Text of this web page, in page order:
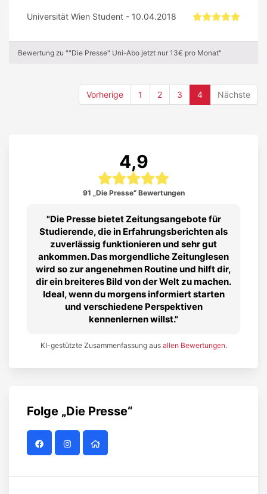
Universität Wien Student - 10.04.2018
Bewertung zu ""Die Presse" Uni-Abo jetzt nur 13€ pro Monat"
Vorherige 1 2 3 4(current)
Nächste
4,9
91 „Die Presse“ Bewertungen
Die Presse bietet Zeitungsangebote für
Studierende, die in Erfahrungsberichten als
zuverlässig funktionieren und sehr gut
ankommen. Das morgendliche Zeitunglesen
wird so zur angenehmen Routine und hilft dir,
dir ein breiteres Bild von der Welt zu machen.
Ideal, wenn du morgens informiert starten
und verschiedene Perspektiven
kennenlernen willst.
KI-gestützte Zusammenfassung aus allen Bewertungen.
Folge „Die Presse“